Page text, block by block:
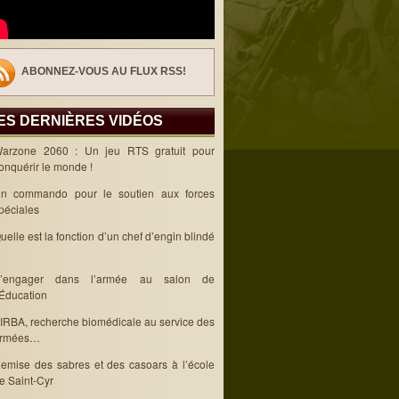
ABONNEZ-VOUS AU FLUX RSS!
DERNIÈRES VIDÉOS
2060 : Un jeu RTS gratuit pour
le monde !
commando pour le soutien aux forces
est la fonction d’un chef d’engin blindé
dans l’armée au salon de
recherche biomédicale au service des
des sabres et des casoars à l’école
Saint-Cyr